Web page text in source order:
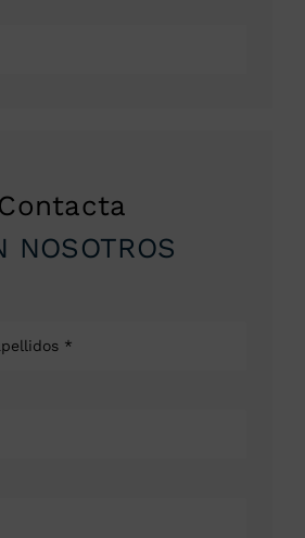
Contacta
NOSOTROS